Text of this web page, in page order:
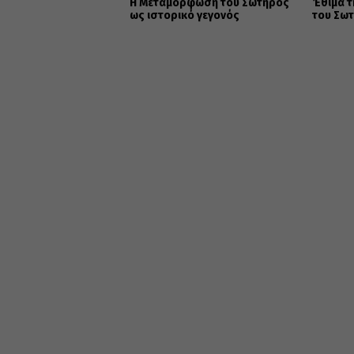
Η Μεταμόρφωση του Σωτήρος
ως ιστορικό γεγονός
Έθιμα
του